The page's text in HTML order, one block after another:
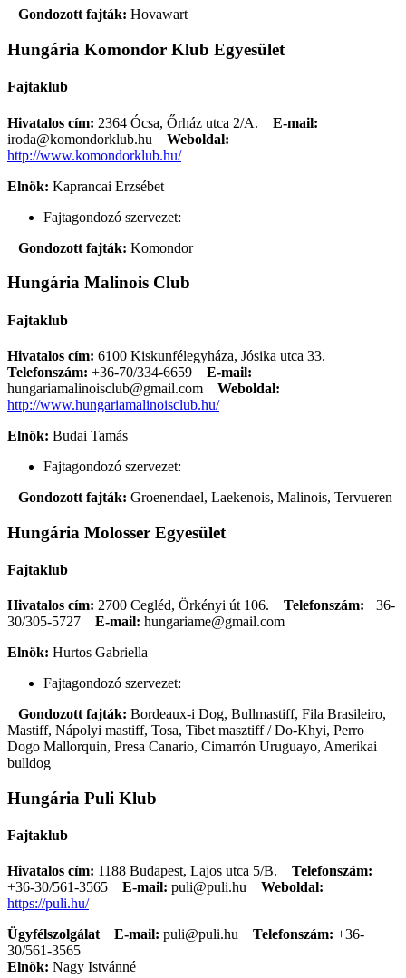
Gondozott fajták: Hovawart
Hungária Komondor Klub Egyesület
Fajtaklub
Hivatalos cím: 2364 Ócsa, Őrház utca 2/A. E-mail:
iroda@komondorklub.hu
Weboldal:
http://www.komondorklub.hu/
Elnök: Kaprancai Erzsébet
Fajtagondozó szervezet:
Gondozott fajták: Komondor
Hungária Malinois Club
Fajtaklub
Hivatalos cím: 6100 Kiskunfélegyháza, Jósika utca 33.
Telefonszám: +36-70/334-6659
E-mail:
hungariamalinoisclub@gmail.com
Weboldal:
http://www.hungariamalinoisclub.hu/
Elnök: Budai Tamás
Fajtagondozó szervezet:
Gondozott fajták: Groenendael, Laekenois, Malinois, Tervueren
Hungária Molosser Egyesület
Fajtaklub
Hivatalos cím: 2700 Cegléd, Örkényi út 106. Telefonszám: +36-
30/305-5727
E-mail: hungariame@gmail.com
Elnök: Hurtos Gabriella
Fajtagondozó szervezet:
Gondozott fajták: Bordeaux-i Dog, Bullmastiff, Fila Brasileiro,
Mastiff, Nápolyi mastiff, Tosa, Tibet masztiff / Do-Khyi, Perro
Dogo Mallorquin, Presa Canario, Cimarrón Uruguayo, Amerikai
bulldog
Hungária Puli Klub
Fajtaklub
Hivatalos cím: 1188 Budapest, Lajos utca 5/B. Telefonszám:
+36-30/561-3565
E-mail: puli@puli.hu
Weboldal:
https://puli.hu/
Ügyfélszolgálat
E-mail: puli@puli.hu Telefonszám: +36-
30/561-3565
Elnök: Nagy Istvánné